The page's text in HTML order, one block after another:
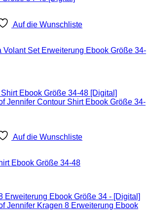
Auf die Wunschliste
Volant Set Erweiterung Ebook Größe 34-
Auf die Wunschliste
Ebook Größe 34-48